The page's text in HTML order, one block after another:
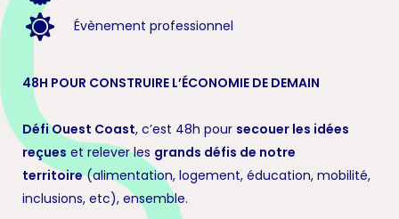
Évènement professionnel
48H POUR CONSTRUIRE L’ÉCONOMIE DE DEMAIN
Défi Ouest Coast, c’est 48h pour secouer les idées
reçues et relever les grands défis de notre
territoire(alimentation, logement, éducation, mobilité,
inclusions, etc), ensemble.